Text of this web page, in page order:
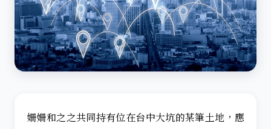
姍姍和之之共同持有位在台中大坑的某筆土地，應